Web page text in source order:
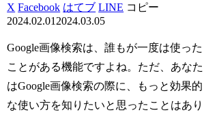
X Facebook はてブ LINE コピー
2024.02.01 2024.03.05
Google画像検索は、誰もが一度は使った
ことがある機能ですよね。ただ、あなた
はGoogle画像検索の際に、もっと効果的
な使い方を知りたいと思ったことはあり